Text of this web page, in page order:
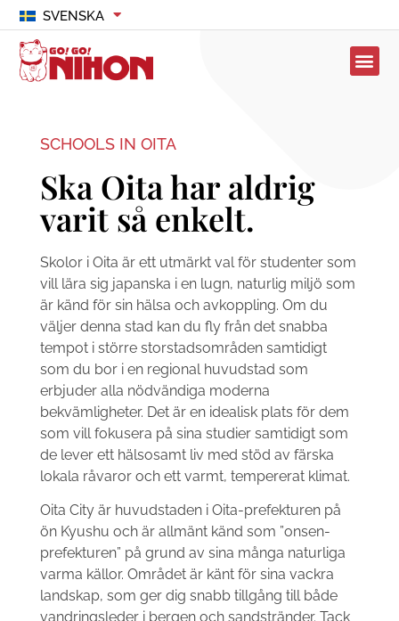
SVENSKA
SCHOOLS IN OITA
Ska Oita har aldrig
varit så enkelt.
Skolor i Oita är ett utmärkt val för studenter som
vill lära sig japanska i en lugn, naturlig miljö som
är känd för sin hälsa och avkoppling. Om du
väljer denna stad kan du fly från det snabba
tempot i större storstadsområden samtidigt
som du bor i en regional huvudstad som
erbjuder alla nödvändiga moderna
bekvämligheter. Det är en idealisk plats för dem
som vill fokusera på sina studier samtidigt som
de lever ett hälsosamt liv med stöd av färska
lokala råvaror och ett varmt, tempererat klimat.
Oita City är huvudstaden i Oita-prefekturen på
ön Kyushu och är allmänt känd som ”onsen-
prefekturen” på grund av sina många naturliga
varma källor. Området är känt för sina vackra
landskap, som ger dig snabb tillgång till både
vandringsleder i bergen och sandstränder. Tack